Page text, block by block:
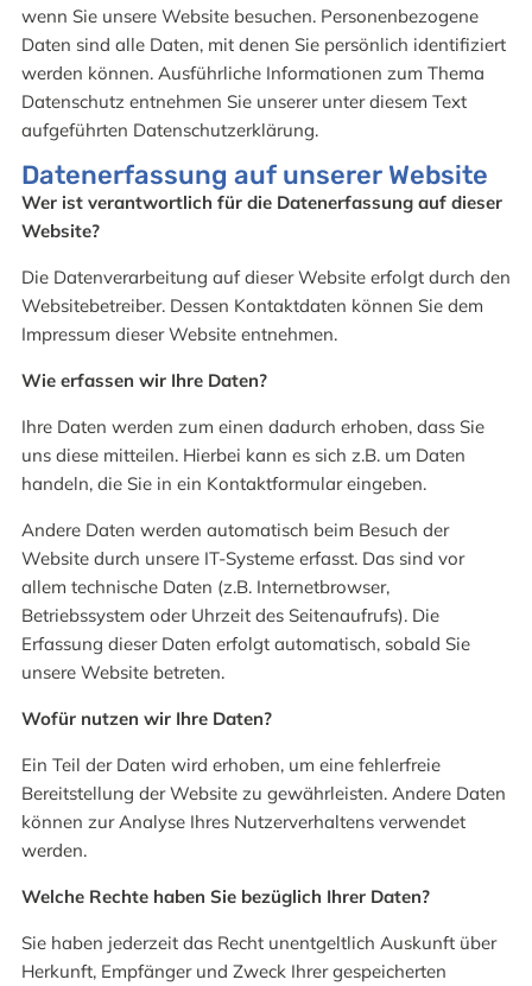
wenn Sie unsere Website besuchen. Personenbezogene
Daten sind alle Daten, mit denen Sie persönlich identifiziert
werden können. Ausführliche Informationen zum Thema
Datenschutz entnehmen Sie unserer unter diesem Text
aufgeführten Datenschutzerklärung.
Datenerfassung auf unserer Website
Wer ist verantwortlich für die Datenerfassung auf dieser
Website?
Die Datenverarbeitung auf dieser Website erfolgt durch den
Websitebetreiber. Dessen Kontaktdaten können Sie dem
Impressum dieser Website entnehmen.
Wie erfassen wir Ihre Daten?
Ihre Daten werden zum einen dadurch erhoben, dass Sie
uns diese mitteilen. Hierbei kann es sich z.B. um Daten
handeln, die Sie in ein Kontaktformular eingeben.
Andere Daten werden automatisch beim Besuch der
Website durch unsere IT-Systeme erfasst. Das sind vor
allem technische Daten (z.B. Internetbrowser,
Betriebssystem oder Uhrzeit des Seitenaufrufs). Die
Erfassung dieser Daten erfolgt automatisch, sobald Sie
unsere Website betreten.
Wofür nutzen wir Ihre Daten?
Ein Teil der Daten wird erhoben, um eine fehlerfreie
Bereitstellung der Website zu gewährleisten. Andere Daten
können zur Analyse Ihres Nutzerverhaltens verwendet
werden.
Welche Rechte haben Sie bezüglich Ihrer Daten?
Sie haben jederzeit das Recht unentgeltlich Auskunft über
Herkunft, Empfänger und Zweck Ihrer gespeicherten